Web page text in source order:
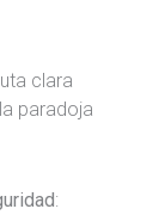
clara
paradoja
: